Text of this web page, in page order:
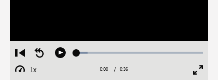
Restart
from
beginning
Seek
Play Loaded:
1x
Playback
Current
0:00 / Duration
0:36